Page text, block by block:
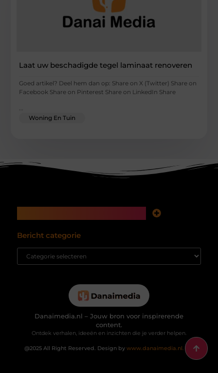
Laat uw beschadigde tegel laminaat renoveren
Goed artikel? Deel hem dan op: Share on X (Twitter) Share on
Facebook Share on Pinterest Share on LinkedIn Share
Woning En Tuin
Bericht categorie
Danaimedia.nl – Jouw bron voor inspirerende
content.
Ontdek verhalen, ideeën en inzichten die je verder helpen.
@2025 All Right Reserved. Design bywww.danaimedia.nl.